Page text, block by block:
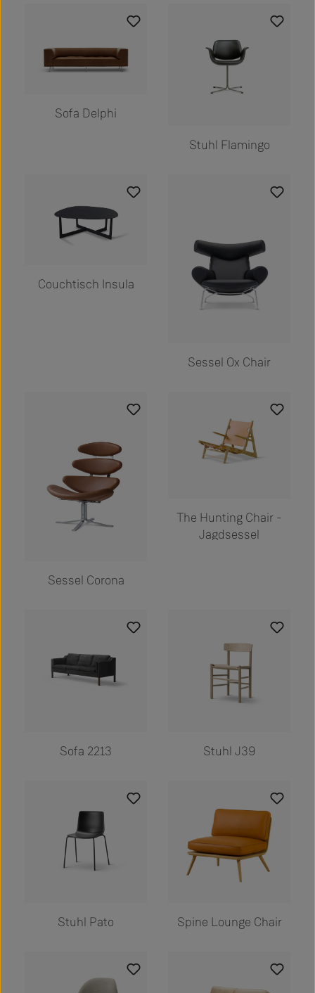
Sofa Delphi
Stuhl Flamingo
Couchtisch Insula
Sessel Ox Chair
Sessel Corona
The Hunting Chair -
Jagdsessel
Sofa 2213 Stuhl J39
Stuhl Pato Spine Lounge Chair